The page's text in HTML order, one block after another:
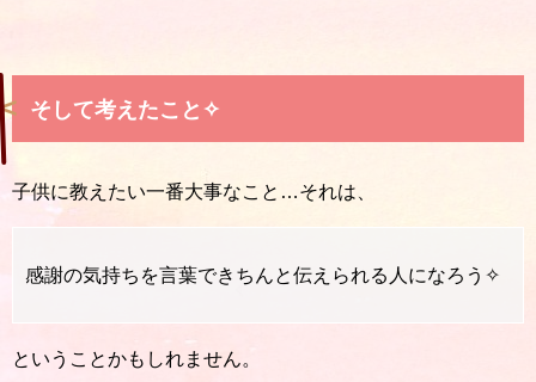
そして考えたこと✧
子供に教えたい一番大事なこと…それは、
感謝の気持ちを言葉できちんと伝えられる人になろう✧
ということかもしれません。